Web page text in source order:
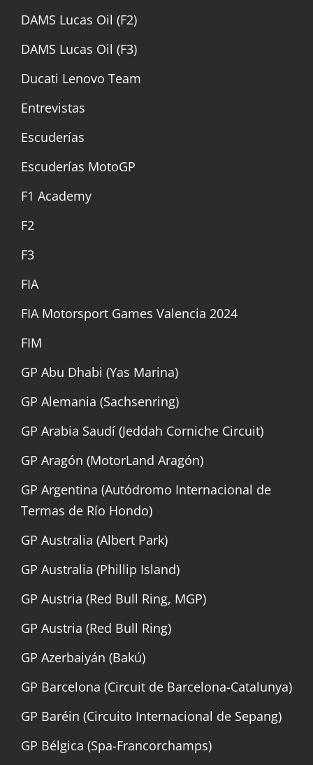
DAMS Lucas Oil (F2)
DAMS Lucas Oil (F3)
Ducati Lenovo Team
Entrevistas
Escuderías
Escuderías MotoGP
F1 Academy
F2
F3
FIA
FIA Motorsport Games Valencia 2024
FIM
GP Abu Dhabi (Yas Marina)
GP Alemania (Sachsenring)
GP Arabia Saudí (Jeddah Corniche Circuit)
GP Aragón (MotorLand Aragón)
GP Argentina (Autódromo Internacional de
Termas de Río Hondo)
GP Australia (Albert Park)
GP Australia (Phillip Island)
GP Austria (Red Bull Ring, MGP)
GP Austria (Red Bull Ring)
GP Azerbaiyán (Bakú)
GP Barcelona (Circuit de Barcelona-Catalunya)
GP Baréin (Circuito Internacional de Sepang)
GP Bélgica (Spa-Francorchamps)